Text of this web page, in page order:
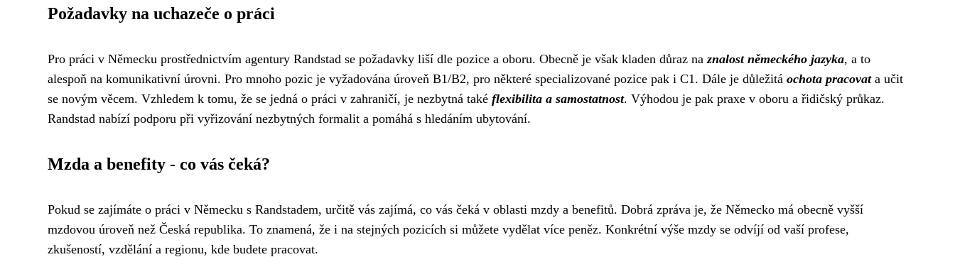
Požadavky na uchazeče o práci
Pro práci v Německu prostřednictvím agentury Randstad se požadavky liší dle pozice a oboru. Obecně je však kladen důraz naznalost německého jazyka, a to
alespoň na komunikativní úrovni. Pro mnoho pozic je vyžadována úroveň B1/B2, pro některé specializované pozice pak i C1. Dále je důležitá ochota pracovata učit
se novým věcem. Vzhledem k tomu, že se jedná o práci v zahraničí, je nezbytná také flexibilita a samostatnost. Výhodou je pak praxe v oboru a řidičský průkaz.
Randstad nabízí podporu při vyřizování nezbytných formalit a pomáhá s hledáním ubytování.
Mzda a benefity - co vás čeká?
Pokud se zajímáte o práci v Německu s Randstadem, určitě vás zajímá, co vás čeká v oblasti mzdy a benefitů. Dobrá zpráva je, že Německo má obecně vyšší
mzdovou úroveň než Česká republika. To znamená, že i na stejných pozicích si můžete vydělat více peněz. Konkrétní výše mzdy se odvíjí od vaší profese,
zkušeností, vzdělání a regionu, kde budete pracovat.